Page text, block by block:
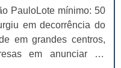
PauloLote mínimo: 50
em decorrência do
em grandes centros,
em anunciar de